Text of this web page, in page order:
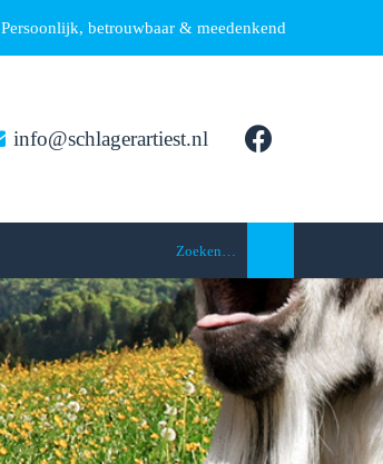
Persoonlijk, betrouwbaar & meedenkend
info@schlagerartiest.nl
Zoeken…